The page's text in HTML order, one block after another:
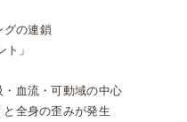
グの連鎖
」
血流・可動域の中心
全身の歪みが発生